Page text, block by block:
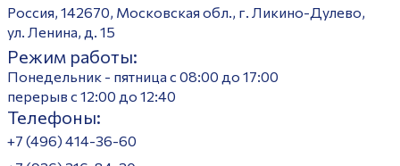
Россия, 142670, Московская обл., г. Ликино-Дулево,
ул. Ленина, д. 15
Режим работы:
Понедельник - пятница с 08:00 до 17:00
перерыв с 12:00 до 12:40
Телефоны:
+7 (496) 414-36-60